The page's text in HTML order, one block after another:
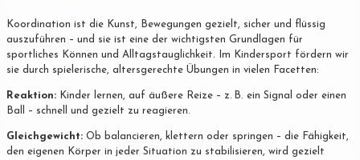
Koordination ist die Kunst, Bewegungen gezielt, sicher und flüssig
auszuführen – und sie ist eine der wichtigsten Grundlagen für
sportliches Können und Alltagstauglichkeit. Im Kindersport fördern wir
sie durch spielerische, altersgerechte Übungen in vielen Facetten:
Reaktion: Kinder lernen, auf äußere Reize – z. B. ein Signal oder einen
Ball – schnell und gezielt zu reagieren.
Gleichgewicht: Ob balancieren, klettern oder springen – die Fähigkeit,
den eigenen Körper in jeder Situation zu stabilisieren, wird gezielt